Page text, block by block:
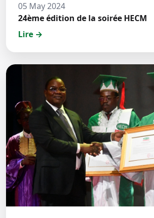
05 May 2024
24ème édition de la soirée HECM
Lire →